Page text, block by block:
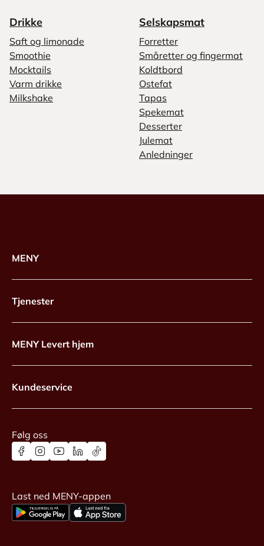
Drikke
Saft og limonade
Smoothie
Mocktails
Varm drikke
Milkshake
Selskapsmat
Forretter
Småretter og fingermat
Koldtbord
Ostefat
Tapas
Spekemat
Desserter
Julemat
Anledninger
MENY
Tjenester
MENY Levert hjem
Kundeservice
Følg oss
Last ned MENY-appen